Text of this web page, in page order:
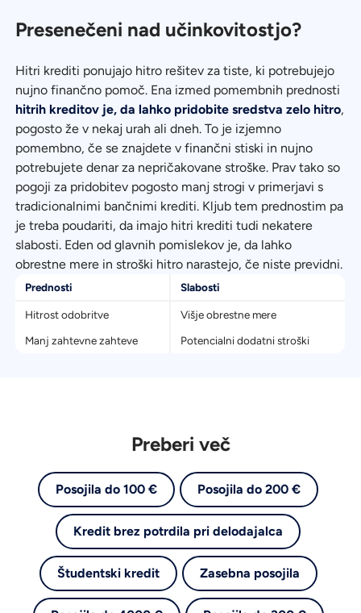
Presenečeni nad učinkovitostjo?
Hitri krediti ponujajo hitro rešitev za tiste, ki potrebujejo
nujno finančno pomoč. Ena izmed pomembnih prednosti
hitrih kreditov je, da lahko pridobite sredstva zelo hitro,
pogosto že v nekaj urah ali dneh. To je izjemno
pomembno, če se znajdete v finančni stiski in nujno
potrebujete denar za nepričakovane stroške. Prav tako so
pogoji za pridobitev pogosto manj strogi v primerjavi s
tradicionalnimi bančnimi krediti. Kljub tem prednostim pa
je treba poudariti, da imajo hitri krediti tudi nekatere
slabosti. Eden od glavnih pomislekov je, da lahko
obrestne mere in stroški hitro narastejo, če niste previdni.
Prednosti Slabosti
Hitrost odobritve
Višje obrestne mere
Manj zahtevne zahteve
Potencialni dodatni stroški
Preberi več
Posojila do 100 € Posojila do 200 €
Kredit brez potrdila pri delodajalca
Študentski kredit Zasebna posojila